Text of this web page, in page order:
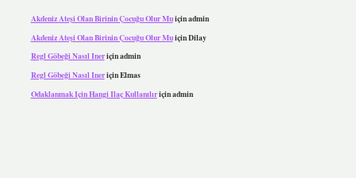
Akdeniz Ateşi Olan Birinin Çocuğu Olur Muiçinadmin
Akdeniz Ateşi Olan Birinin Çocuğu Olur MuiçinDilay
Regl Göbeği Nasıl Ineriçinadmin
Regl Göbeği Nasıl IneriçinElmas
Odaklanmak Için Hangi Ilaç Kullanılıriçinadmin